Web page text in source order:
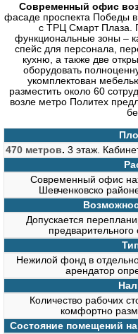
Современный офис
фасаде проспекта Победы
с ТРЦ Смарт Плаза.
функциональные зоны –
спейс для персонала,
кухню, а также две
оборудовать
укомплектован
разместить около 60
возле метро Политех
470 метров. 3 этаж.
Современный офис
Шевченковско
Допускается
Нежилой фонд в
арендатор
Количество рабочих
комфортно
Состояние помещений